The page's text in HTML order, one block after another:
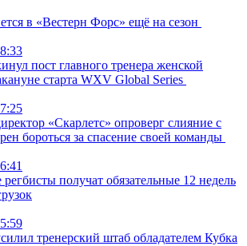
в «Вестерн Форс» ещё на сезон
пост главного тренера женской
старта WXV Global Series
«Скарлетс» опроверг слияние с
бороться за спасение своей команды
получат обязательные 12 недель
тренерский штаб обладателем Кубка